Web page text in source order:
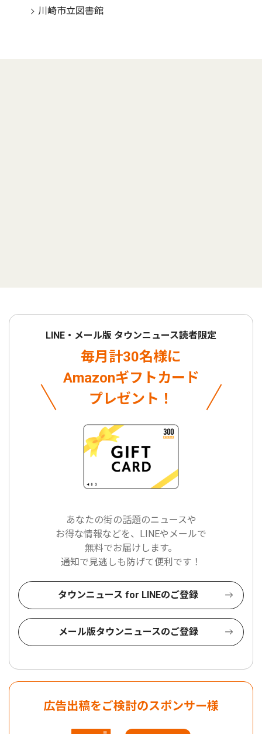
川崎市立図書館
LINE・メール版 タウンニュース読者限定
毎月計30名様に
Amazonギフトカード
プレゼント！
あなたの街の話題のニュースや
お得な情報などを、LINEやメールで
無料でお届けします。
通知で見逃しも防げて便利です！
タウンニュース for LINEのご登録
メール版タウンニュースのご登録
広告出稿をご検討のスポンサー様